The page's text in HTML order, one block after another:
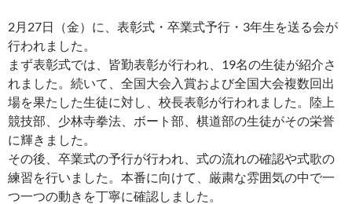
2月27日（金）に、表彰式・卒業式予行・3年生を送る会が
行われました。
まず表彰式では、皆勤表彰が行われ、19名の生徒が紹介さ
れました。続いて、全国大会入賞および全国大会複数回出
場を果たした生徒に対し、校長表彰が行われました。陸上
競技部、少林寺拳法、ボート部、棋道部の生徒がその栄誉
に輝きました。
その後、卒業式の予行が行われ、式の流れの確認や式歌の
練習を行いました。本番に向けて、厳粛な雰囲気の中で一
つ一つの動きを丁寧に確認しました。